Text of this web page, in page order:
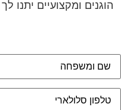
הוגנים ומקצועיים יתנו